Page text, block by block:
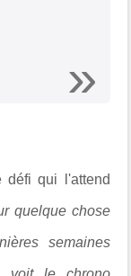
qui l'attend
quelque chose
semaines